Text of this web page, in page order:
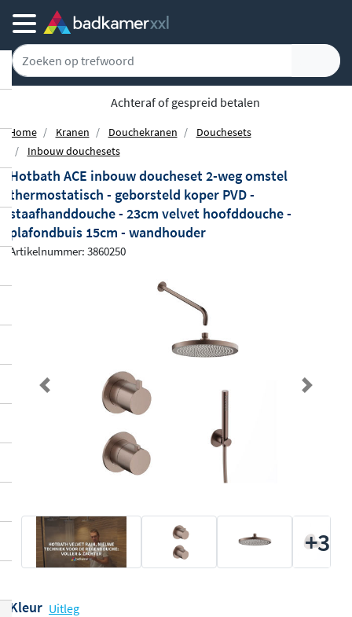
Achteraf of gespreid betalen
Home Kranen Douchekranen
Douchesets
Inbouw douchesets
Hotbath ACE inbouw doucheset 2-weg omstel
thermostatisch - geborsteld koper PVD -
staafhanddouche - 23cm velvet hoofddouche -
plafondbuis 15cm - wandhouder
Artikelnummer: 3860250
Previous Next
+3
Kleur Uitleg